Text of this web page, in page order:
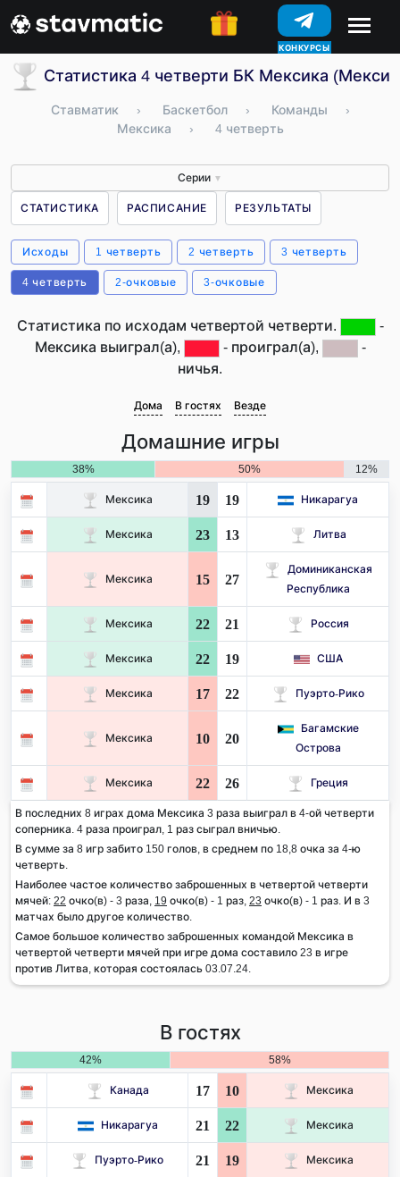
КОНКУРСЫ
Статистика 4 четверти БК Мексика
Ставматик › Баскетбол › Команды
›
Мексика
› 4 четверть
Серии ▼
СТАТИСТИКА РАСПИСАНИЕ РЕЗУЛЬТАТЫ
Исходы 1 четверть 2 четверть 3 четверть
4 четверть 2-очковые 3-очковые
Статистика по исходам четвертой четверти.
-
Мексика выиграл(а),
- проиграл(а),
-
ничья.
Дома В гостях Везде
Домашние игры
38% 50% 12%
Мексика 19 19 Никарагуа
Мексика 23 13 Литва
Мексика 15 27
Доминиканская
Республика
Мексика 22 21 Россия
Мексика 22 19 США
Мексика 17 22 Пуэрто-Рико
Мексика 10 20
Багамские
Острова
Мексика 22 26 Греция
В последних 8 играх дома Мексика 3 раза выиграл в 4-ой четверти
соперника. 4 раза проиграл, 1 раз сыграл вничью.
В сумме за 8 игр забито 150 голов, в среднем по 18,8 очка за 4-ю
четверть.
Наиболее частое количество заброшенных в четвертой четверти
мячей: 22 очко(в) - 3 раза, 19 очко(в) - 1 раз, 23 очко(в) - 1 раз. И в 3
матчах было другое количество.
Самое большое количество заброшенных командой Мексика в
четвертой четверти мячей при игре дома составило 23 в игре
против Литва, которая состоялась 03.07.24.
В гостях
42% 58%
Канада 17 10 Мексика
Никарагуа 21 22 Мексика
Пуэрто-Рико 21 19 Мексика